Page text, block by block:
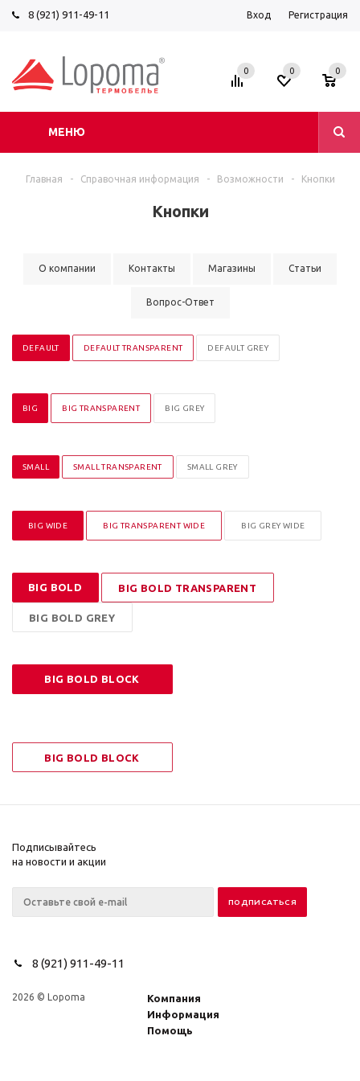
8 (921) 911-49-11 Вход Регистрация
МЕНЮ
0 0 0
Главная - Справочная информация - Возможности - Кнопки
Кнопки
О компании Контакты Магазины Статьи
Вопрос-Ответ
DEFAULT DEFAULT TRANSPARENT DEFAULT GREY
BIG BIG TRANSPARENT BIG GREY
SMALL SMALL TRANSPARENT SMALL GREY
BIG WIDE BIG TRANSPARENT WIDE BIG GREY WIDE
BIG BOLD BIG BOLD TRANSPARENT
BIG BOLD GREY
BIG BOLD BLOCK
BIG BOLD BLOCK
Подписывайтесь
на новости и акции
8 (921) 911-49-11
2026 © Lopoma
Компания
Информация
Помощь